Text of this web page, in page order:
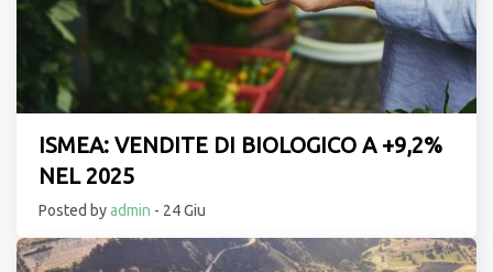
ISMEA: VENDITE DI BIOLOGICO A +9,2%
NEL 2025
Posted byadmin - 24 Giu